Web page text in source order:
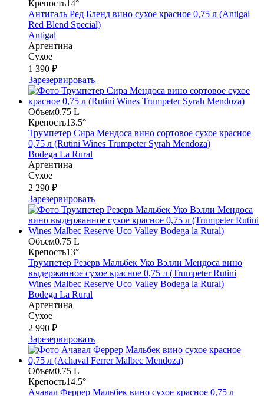
Крепость14°
Антигаль Ред Бленд вино сухое красное 0,75 л (Antigal
Red Blend Special)
Antigal
Аргентина
Сухое
1 390 ₽
Зарезервировать
Объем0.75 L
Крепость13.5°
Трумпетер Сира Мендоса вино сортовое сухое красное
0,75 л (Rutini Wines Trumpeter Syrah Mendoza)
Bodega La Rural
Аргентина
Сухое
2 290 ₽
Зарезервировать
Объем0.75 L
Крепость13°
Трумпетер Резерв Мальбек Уко Вэлли Мендоса вино
выдержанное сухое красное 0,75 л (Trumpeter Rutini
Wines Malbec Reserve Uco Valley Bodega la Rural)
Bodega La Rural
Аргентина
Сухое
2 990 ₽
Зарезервировать
Объем0.75 L
Крепость14.5°
Ачавал Феррер Мальбек вино сухое красное 0,75 л